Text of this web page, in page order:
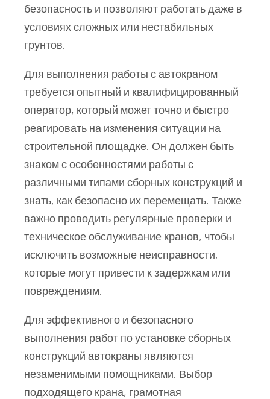
безопасность и позволяют работать даже в
условиях сложных или нестабильных
грунтов.
Для выполнения работы с автокраном
требуется опытный и квалифицированный
оператор, который может точно и быстро
реагировать на изменения ситуации на
строительной площадке. Он должен быть
знаком с особенностями работы с
различными типами сборных конструкций и
знать, как безопасно их перемещать. Также
важно проводить регулярные проверки и
техническое обслуживание кранов, чтобы
исключить возможные неисправности,
которые могут привести к задержкам или
повреждениям.
Для эффективного и безопасного
выполнения работ по установке сборных
конструкций автокраны являются
незаменимыми помощниками. Выбор
подходящего крана, грамотная